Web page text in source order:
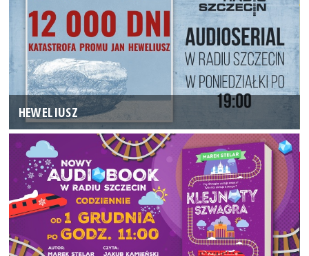
HEWELIUSZ